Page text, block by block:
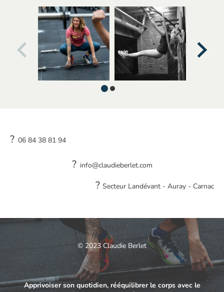
? 06 84 38 81 94
? info@claudieberlet.com
? Secteur Landévant - Auray - Carnac
© 2023 Claudie Berlet
Apprivoiser son quotidien, rééquilibrer le corps avec le